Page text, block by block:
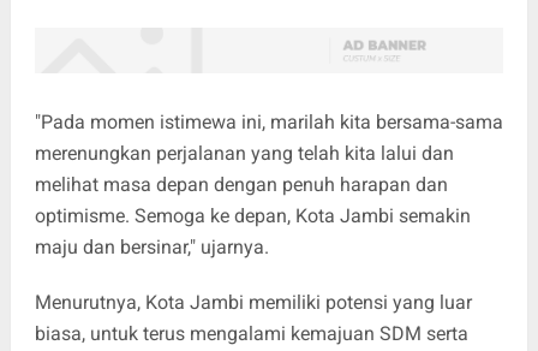
"Pada momen istimewa ini, marilah kita bersama-sama
merenungkan perjalanan yang telah kita lalui dan
melihat masa depan dengan penuh harapan dan
optimisme. Semoga ke depan, Kota Jambi semakin
maju dan bersinar," ujarnya.
Menurutnya, Kota Jambi memiliki potensi yang luar
biasa, untuk terus mengalami kemajuan SDM serta